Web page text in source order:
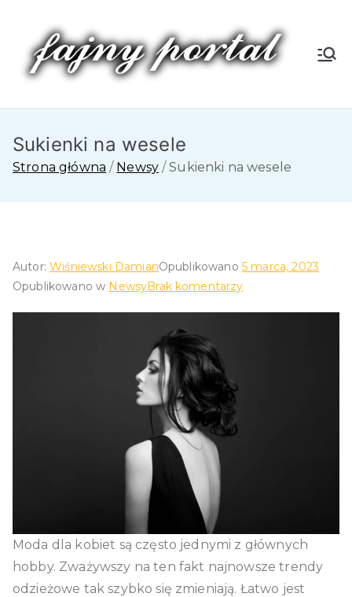
treści
Fa
jn
tal
Sukienki na wesele
Strona główna Newsy Sukienki na wesele
Autor:Wiśniewski DamianOpublikowano 5 marca, 2023
Opublikowano w NewsyBrak komentarzydo
Moda dla kobiet są często jednymi z głównych
hobby. Zważywszy na ten fakt najnowsze trendy
odzieżowe tak szybko się zmieniają. Łatwo jest